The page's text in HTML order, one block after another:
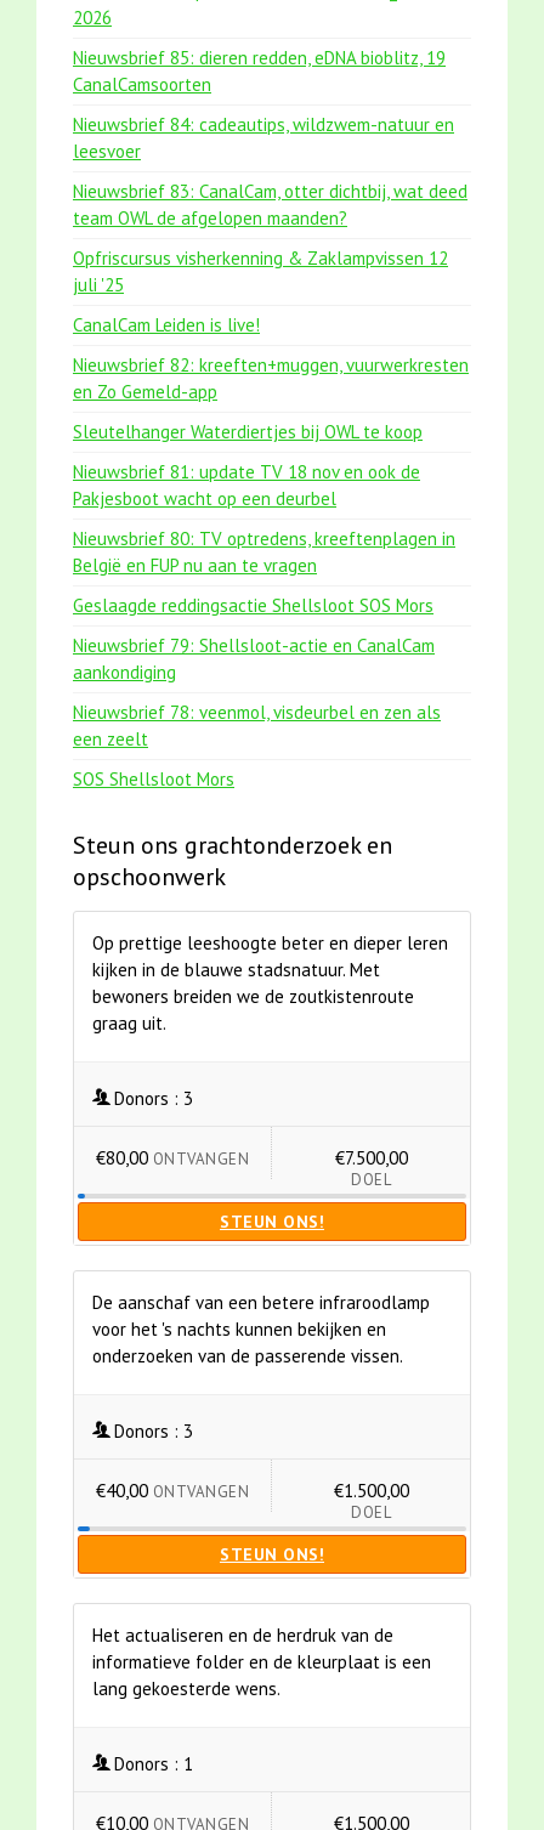
2026
Nieuwsbrief 85: dieren redden, eDNA bioblitz, 19
CanalCamsoorten
Nieuwsbrief 84: cadeautips, wildzwem-natuur en
leesvoer
Nieuwsbrief 83: CanalCam, otter dichtbij, wat deed
team OWL de afgelopen maanden?
Opfriscursus visherkenning & Zaklampvissen 12
juli '25
CanalCam Leiden is live!
Nieuwsbrief 82: kreeften+muggen, vuurwerkresten
en Zo Gemeld-app
Sleutelhanger Waterdiertjes bij OWL te koop
Nieuwsbrief 81: update TV 18 nov en ook de
Pakjesboot wacht op een deurbel
Nieuwsbrief 80: TV optredens, kreeftenplagen in
België en FUP nu aan te vragen
Geslaagde reddingsactie Shellsloot SOS Mors
Nieuwsbrief 79: Shellsloot-actie en CanalCam
aankondiging
Nieuwsbrief 78: veenmol, visdeurbel en zen als
een zeelt
SOS Shellsloot Mors
Steun ons grachtonderzoek en
opschoonwerk
Op prettige leeshoogte beter en dieper leren
kijken in de blauwe stadsnatuur. Met
bewoners breiden we de zoutkistenroute
graag uit.
Donors : 3
€80,00 ONTVANGEN €7.500,00
DOEL
STEUN ONS!
De aanschaf van een betere infraroodlamp
voor het 's nachts kunnen bekijken en
onderzoeken van de passerende vissen.
Donors : 3
€40,00 ONTVANGEN €1.500,00
DOEL
STEUN ONS!
Het actualiseren en de herdruk van de
informatieve folder en de kleurplaat is een
lang gekoesterde wens.
Donors : 1
€10,00 ONTVANGEN €1.500,00